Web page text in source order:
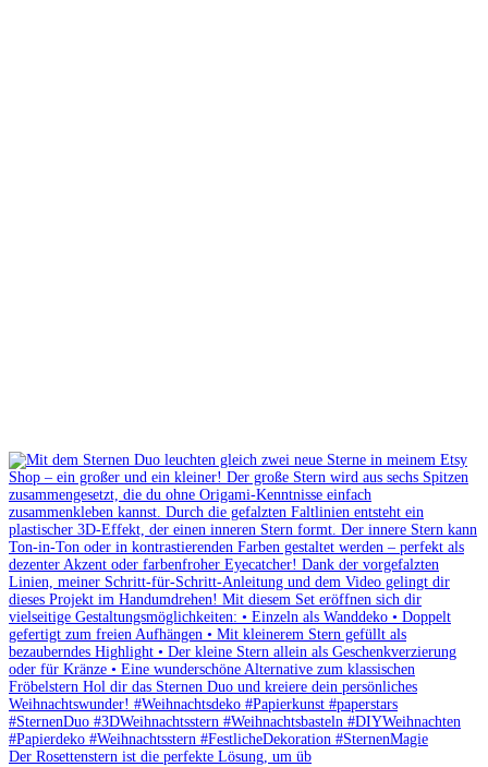
Der Rosettenstern ist die perfekte Lösung, um üb